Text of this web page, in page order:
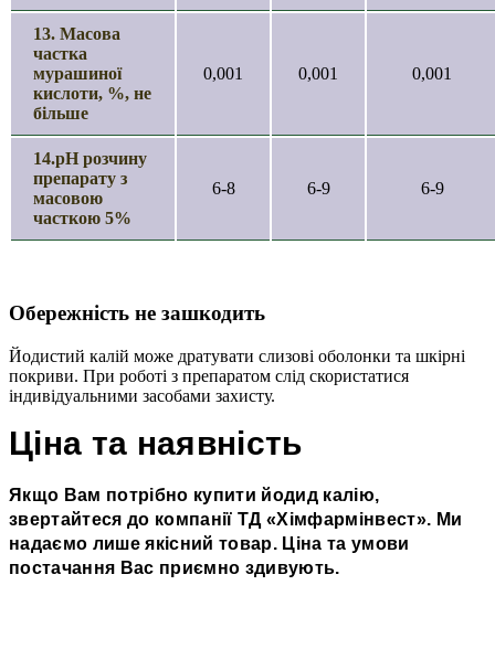
13. Масова
частка
мурашиної
кислоти, %, не
більше
0,001 0,001 0,001
14.рН розчину
препарату з
масовою
часткою 5%
6-8 6-9 6-9
Обережність не зашкодить
Йодистий калій може дратувати слизові оболонки та шкірні
покриви. При роботі з препаратом слід скористатися
індивідуальними засобами захисту.
Ціна та наявність
Якщо Вам потрібно купити йодид калію,
звертайтеся до компанії ТД «Хімфармінвест». Ми
надаємо лише якісний товар. Ціна та умови
постачання Вас приємно здивують.